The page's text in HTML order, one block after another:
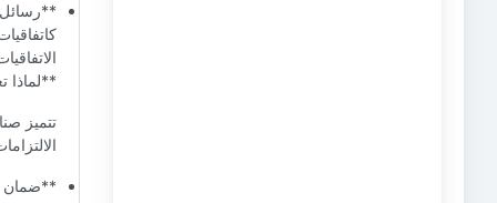
**لماذا
تتميز
**ضمان